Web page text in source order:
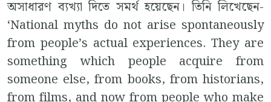
অসাধারণ ব্যখ্যা দিতে সমর্থ হয়েছেন। তিনি লিখেছেন-
‘National myths do not arise spontaneously
from people’s actual experiences. They are
something which people acquire from
someone else, from books, from historians,
from films, and now from people who make